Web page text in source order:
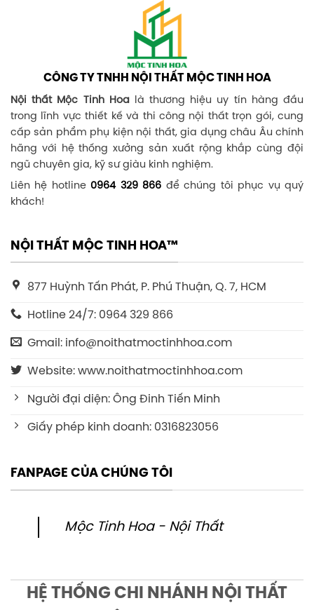
CÔNG TY TNHH NỘI THẤT MỘC TINH HOA
Nội thất Mộc Tinh Hoalà thương hiệu uy tín hàng đầu
trong lĩnh vực thiết kế và thi công nội thất trọn gói, cung
cấp sản phẩm phụ kiện nội thất, gia dụng châu Âu chính
hãng với hệ thống xưởng sản xuất rộng khắp cùng đội
ngũ chuyên gia, kỹ sư giàu kinh nghiệm.
Liên hệ hotline 0964 329 866 để chúng tôi phục vụ quý
khách!
NỘI THẤT MỘC TINH HOA™
877 Huỳnh Tấn Phát, P. Phú Thuận, Q. 7, HCM
Hotline 24/7: 0964 329 866
Gmail: info@noithatmoctinhhoa.com
Website: www.noithatmoctinhhoa.com
Người đại diện: Ông Đinh Tiến Minh
Giấy phép kinh doanh: 0316823056
FANPAGE CỦA CHÚNG TÔI
Mộc Tinh Hoa - Nội Thất
HỆ THỐNG CHI NHÁNH NỘI THẤT